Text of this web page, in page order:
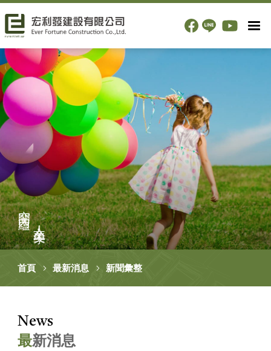
空間內蘊
人文美學
首頁 最新消息 新聞彙整
News
最新消息